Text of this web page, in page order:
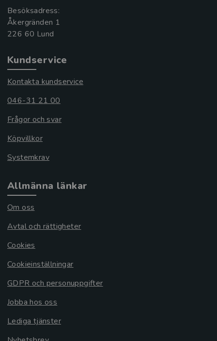
Besöksadress:
Åkergränden 1
Kundservice
Kontakta kundservice
046-31 21 00
Frågor och svar
Köpvillkor
Systemkrav
Allmänna länkar
Om oss
Avtal och rättigheter
Cookies
Cookieinställningar
GDPR och personuppgifter
Jobba hos oss
Lediga tjänster